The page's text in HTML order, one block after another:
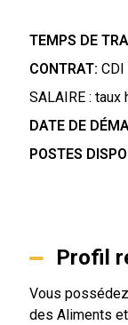
TEMPS DE
CONTRAT: CDI
SALAIRE :
DATE DE
POSTES
Profil
Vous
des Aliments